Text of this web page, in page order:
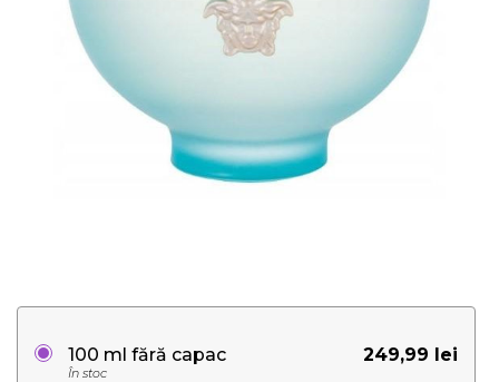
249,99 lei
100 ml fără capac
În stoc